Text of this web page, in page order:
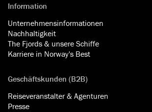
Information
Unternehmensinformationen
Nachhaltigkeit
The Fjords & unsere Schiffe
Karriere in Norway's Best
Geschäftskunden (B2B)
Reiseveranstalter & Agenturen
Presse